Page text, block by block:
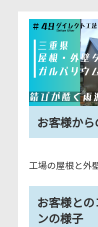
お客様か
工場の屋根と外
お客様と
ンの様子